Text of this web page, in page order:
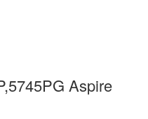
Aspire